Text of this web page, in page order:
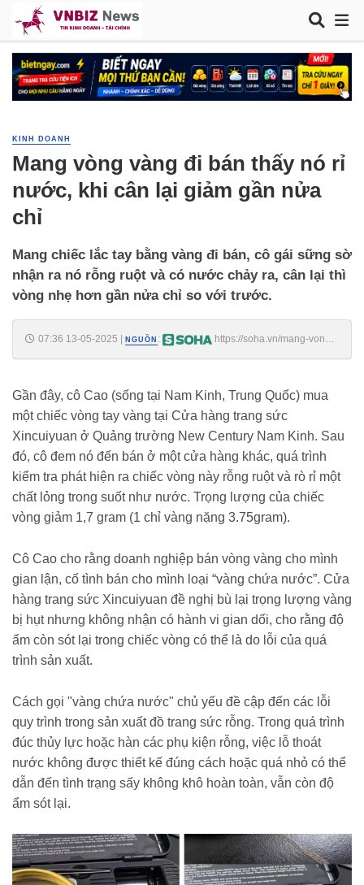
KINH DOANH
Mang vòng vàng đi bán thấy nó rỉ
nước, khi cân lại giảm gần nửa
chỉ
Mang chiếc lắc tay bằng vàng đi bán, cô gái sững sờ
nhận ra nó rỗng ruột và có nước chảy ra, cân lại thì
vòng nhẹ hơn gần nửa chỉ so với trước.
07:36 13-05-2025 NGUỒN :
https://soha.vn/mang-vong-
Gần đây, cô Cao (sống tại Nam Kinh, Trung Quốc) mua
một chiếc vòng tay vàng tại Cửa hàng trang sức
Xincuiyuan ở Quảng trường New Century Nam Kinh. Sau
đó, cô đem nó đến bán ở một cửa hàng khác, quá trình
kiểm tra phát hiện ra chiếc vòng này rỗng ruột và rò rỉ một
chất lỏng trong suốt như nước. Trọng lượng của chiếc
vòng giảm 1,7 gram (1 chỉ vàng nặng 3.75gram).
Cô Cao cho rằng doanh nghiệp bán vòng vàng cho mình
gian lận, cố tình bán cho mình loại “vàng chứa nước”. Cửa
hàng trang sức Xincuiyuan đề nghị bù lại trọng lượng vàng
bị hụt nhưng không nhận có hành vi gian dối, cho rằng độ
ẩm còn sót lại trong chiếc vòng có thể là do lỗi của quá
trình sản xuất.
Cách gọi "vàng chứa nước" chủ yếu đề cập đến các lỗi
quy trình trong sản xuất đồ trang sức rỗng. Trong quá trình
đúc thủy lực hoặc hàn các phụ kiện rỗng, việc lỗ thoát
nước không được thiết kế đúng cách hoặc quá nhỏ có thể
dẫn đến tình trạng sấy không khô hoàn toàn, vẫn còn độ
ẩm sót lại.